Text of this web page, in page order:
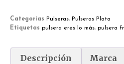
Categorías Pulseras, Pulseras Plata
Etiquetas pulsera eres lo más, pulsera
Descripción Marca